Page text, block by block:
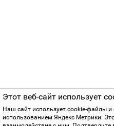
Этот веб-сайт использует
Наш сайт использует cookie-файлы
использованием Яндекс Метрики.